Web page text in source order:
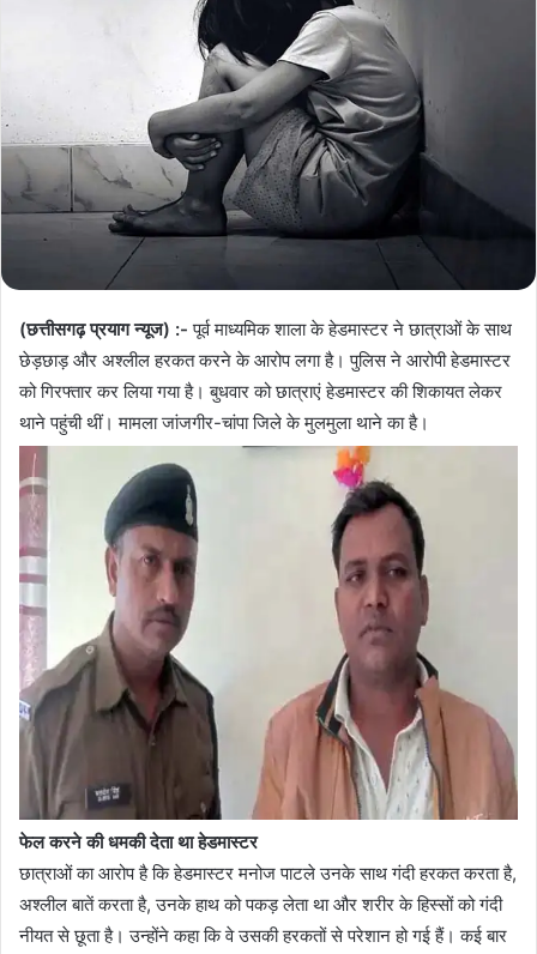
(छत्तीसगढ़ प्रयाग न्यूज) :- पूर्व माध्यमिक शाला के हेडमास्टर ने छात्राओं के साथ
छेड़छाड़ और अश्लील हरकत करने के आरोप लगा है। पुलिस ने आरोपी हेडमास्टर
को गिरफ्तार कर लिया गया है। बुधवार को छात्राएं हेडमास्टर की शिकायत लेकर
थाने पहुंची थीं। मामला जांजगीर-चांपा जिले के मुलमुला थाने का है।
फेल करने की धमकी देता था हेडमास्टर
छात्राओं का आरोप है कि हेडमास्टर मनोज पाटले उनके साथ गंदी हरकत करता है,
अश्लील बातें करता है, उनके हाथ को पकड़ लेता था और शरीर के हिस्सों को गंदी
नीयत से छूता है। उन्होंने कहा कि वे उसकी हरकतों से परेशान हो गई हैं। कई बार